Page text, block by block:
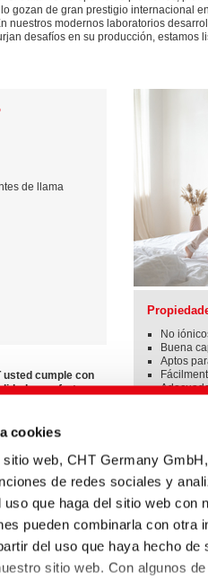
cookies
web, CHT Germany
de redes sociales y
que haga del sitio web
pueden combinarla con otra
del uso que haya hecho
sitio web. Con algunos
gozan de gran prestigio internacional
nuestros modernos laboratorios
desafíos en su producción, estamos
de llama
usted cumple con
y confort –
No
Buena
Aptos
Título inglés
Overview bed feather
auxiliaries